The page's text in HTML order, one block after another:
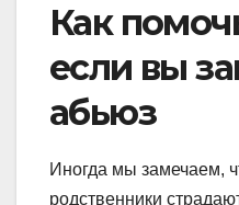
Как
если вы
абьюз
Иногда мы замечаем,
родственники